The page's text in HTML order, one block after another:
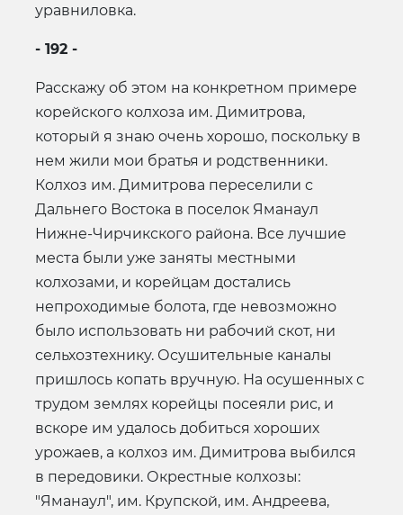
уравниловка.
- 192 -
Расскажу об этом на конкретном примере
корейского колхоза им. Димитрова,
который я знаю очень хорошо, поскольку в
нем жили мои братья и родственники.
Колхоз им. Димитрова переселили с
Дальнего Востока в поселок Яманаул
Нижне-Чирчикского района. Все лучшие
места были уже заняты местными
колхозами, и корейцам достались
непроходимые болота, где невозможно
было использовать ни рабочий скот, ни
сельхозтехнику. Осушительные каналы
пришлось копать вручную. На осушенных с
трудом землях корейцы посеяли рис, и
вскоре им удалось добиться хороших
урожаев, а колхоз им. Димитрова выбился
в передовики. Окрестные колхозы:
"Яманаул", им. Крупской, им. Андреева,